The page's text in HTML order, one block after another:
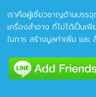
เราคือผู้เชี่ยวชาญด้านบรร
เครื่องสำอาง ที่ไม่ได้เป็นเ
ในการ สร้างมูลค่าเพิ่ม และ